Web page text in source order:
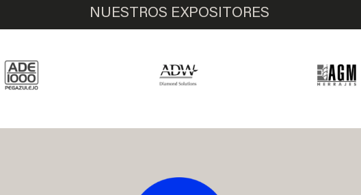
NUESTROS EXPOSITORES